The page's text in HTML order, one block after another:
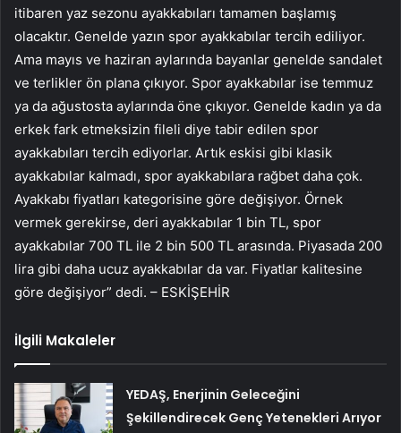
itibaren yaz sezonu ayakkabıları tamamen başlamış
olacaktır. Genelde yazın spor ayakkabılar tercih ediliyor.
Ama mayıs ve haziran aylarında bayanlar genelde sandalet
ve terlikler ön plana çıkıyor. Spor ayakkabılar ise temmuz
ya da ağustosta aylarında öne çıkıyor. Genelde kadın ya da
erkek fark etmeksizin fileli diye tabir edilen spor
ayakkabıları tercih ediyorlar. Artık eskisi gibi klasik
ayakkabılar kalmadı, spor ayakkabılara rağbet daha çok.
Ayakkabı fiyatları kategorisine göre değişiyor. Örnek
vermek gerekirse, deri ayakkabılar 1 bin TL, spor
ayakkabılar 700 TL ile 2 bin 500 TL arasında. Piyasada 200
lira gibi daha ucuz ayakkabılar da var. Fiyatlar kalitesine
göre değişiyor” dedi. – ESKİŞEHİR
İlgili Makaleler
YEDAŞ, Enerjinin Geleceğini
Şekillendirecek Genç Yetenekleri Arıyor